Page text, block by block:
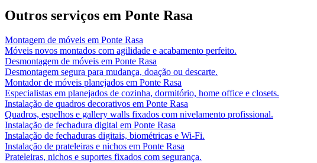
Outros serviços em Ponte Rasa
Montagem de móveis em Ponte Rasa
Móveis novos montados com agilidade e acabamento perfeito.
Desmontagem de móveis em Ponte Rasa
Desmontagem segura para mudança, doação ou descarte.
Montador de móveis planejados em Ponte Rasa
Especialistas em planejados de cozinha, dormitório, home office e closets.
Instalação de quadros decorativos em Ponte Rasa
Quadros, espelhos e gallery walls fixados com nivelamento profissional.
Instalação de fechadura digital em Ponte Rasa
Instalação de fechaduras digitais, biométricas e Wi-Fi.
Instalação de prateleiras e nichos em Ponte Rasa
Prateleiras, nichos e suportes fixados com segurança.